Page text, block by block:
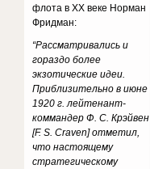
флота в ХХ веке Норман
Фридман:
“Рассматривались и
гораздо более
экзотические идеи.
Приблизительно в июне
1920 г. лейтенант-
коммандер Ф. С. Крэйвен
[F. S. Craven] отметил,
что настоящему
стратегическому